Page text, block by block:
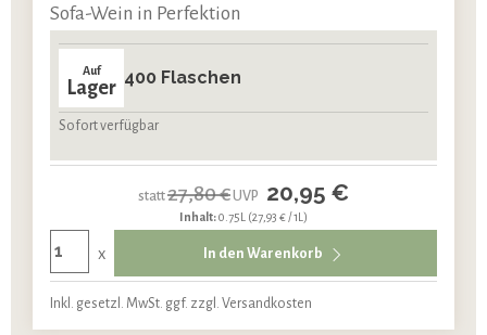
Sofa-Wein in Perfektion
Auf
Lager 400 Flaschen
Sofort verfügbar
statt27,80 €UVP 20,95 €
Inhalt:0.75L (27,93 € / 1L)
x In den Warenkorb
Inkl. gesetzl. MwSt. ggf. zzgl. Versandkosten